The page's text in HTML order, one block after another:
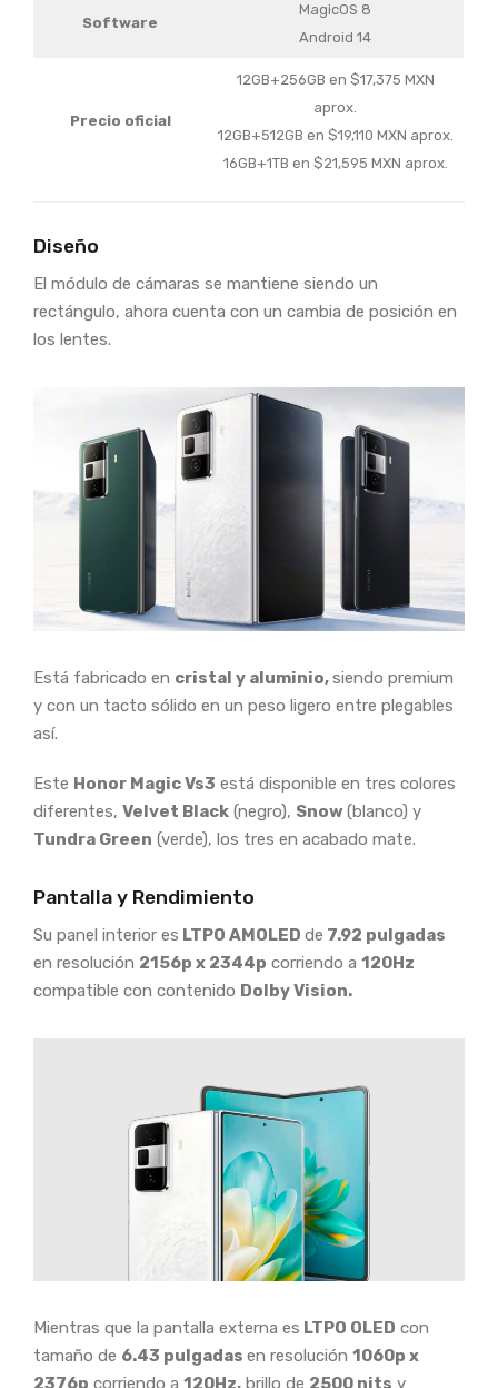
Software
MagicOS 8
Android 14
Precio oficial
12GB+256GB en $17,375 MXN
aprox.
12GB+512GB en $19,110 MXN aprox.
16GB+1TB en $21,595 MXN aprox.
Diseño
El módulo de cámaras se mantiene siendo un
rectángulo, ahora cuenta con un cambia de posición en
los lentes.
Está fabricado en cristal y aluminio,siendo premium
y con un tacto sólido en un peso ligero entre plegables
así.
Este Honor Magic Vs3 está disponible en tres colores
diferentes, Velvet Black (negro), Snow (blanco) y
Tundra Green (verde), los tres en acabado mate.
Pantalla y Rendimiento
Su panel interior es LTPO AMOLED de 7.92 pulgadas
en resolución 2156p x 2344p corriendo a 120Hz
compatible con contenido Dolby Vision.
Mientras que la pantalla externa es LTPO OLED con
tamaño de 6.43 pulgadas en resolución 1060p x
2376p corriendo a 120Hz, brillo de 2500 nits y